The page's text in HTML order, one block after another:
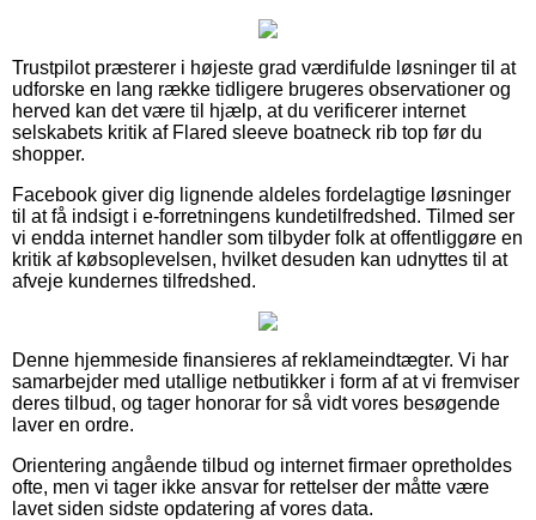
Trustpilot præsterer i højeste grad værdifulde løsninger til at
udforske en lang række tidligere brugeres observationer og
herved kan det være til hjælp, at du verificerer internet
selskabets kritik af Flared sleeve boatneck rib top før du
shopper.
Facebook giver dig lignende aldeles fordelagtige løsninger
til at få indsigt i e-forretningens kundetilfredshed. Tilmed ser
vi endda internet handler som tilbyder folk at offentliggøre en
kritik af købsoplevelsen, hvilket desuden kan udnyttes til at
afveje kundernes tilfredshed.
Denne hjemmeside finansieres af reklameindtægter. Vi har
samarbejder med utallige netbutikker i form af at vi fremviser
deres tilbud, og tager honorar for så vidt vores besøgende
laver en ordre.
Orientering angående tilbud og internet firmaer opretholdes
ofte, men vi tager ikke ansvar for rettelser der måtte være
lavet siden sidste opdatering af vores data.